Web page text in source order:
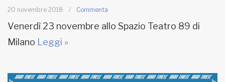
20 novembre 2018 / Commenta
Venerdì 23 novembre allo Spazio Teatro 89 di
Milano Leggi »